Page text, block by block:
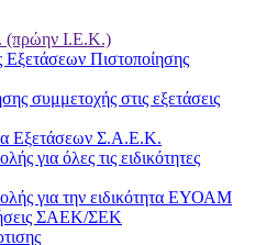
(πρώην Ι.Ε.Κ.)
Εξετάσεων Πιστοποίησης
συμμετοχής στις εξετάσεις
Εξετάσεων Σ.Α.Ε.Κ.
για όλες τις ειδικότητες
για την ειδικότητα ΕΥΟΑΜ
ΣΑΕΚ/ΣΕΚ